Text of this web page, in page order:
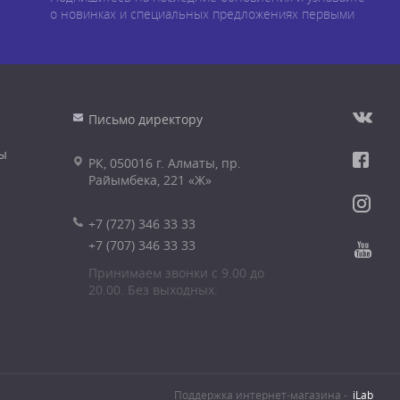
о новинках и специальных предложениях первыми
Письмо директору
РК, 050016 г. Алматы, пр.
Райымбека, 221 «Ж»
+7 (727) 346 33 33
+7 (707) 346 33 33
Принимаем звонки с 9.00 до
20.00. Без выходных.
Поддержка интернет-магазина - iLab